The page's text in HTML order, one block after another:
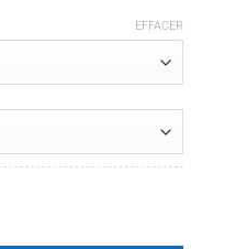
EFFACER
and Whiskey